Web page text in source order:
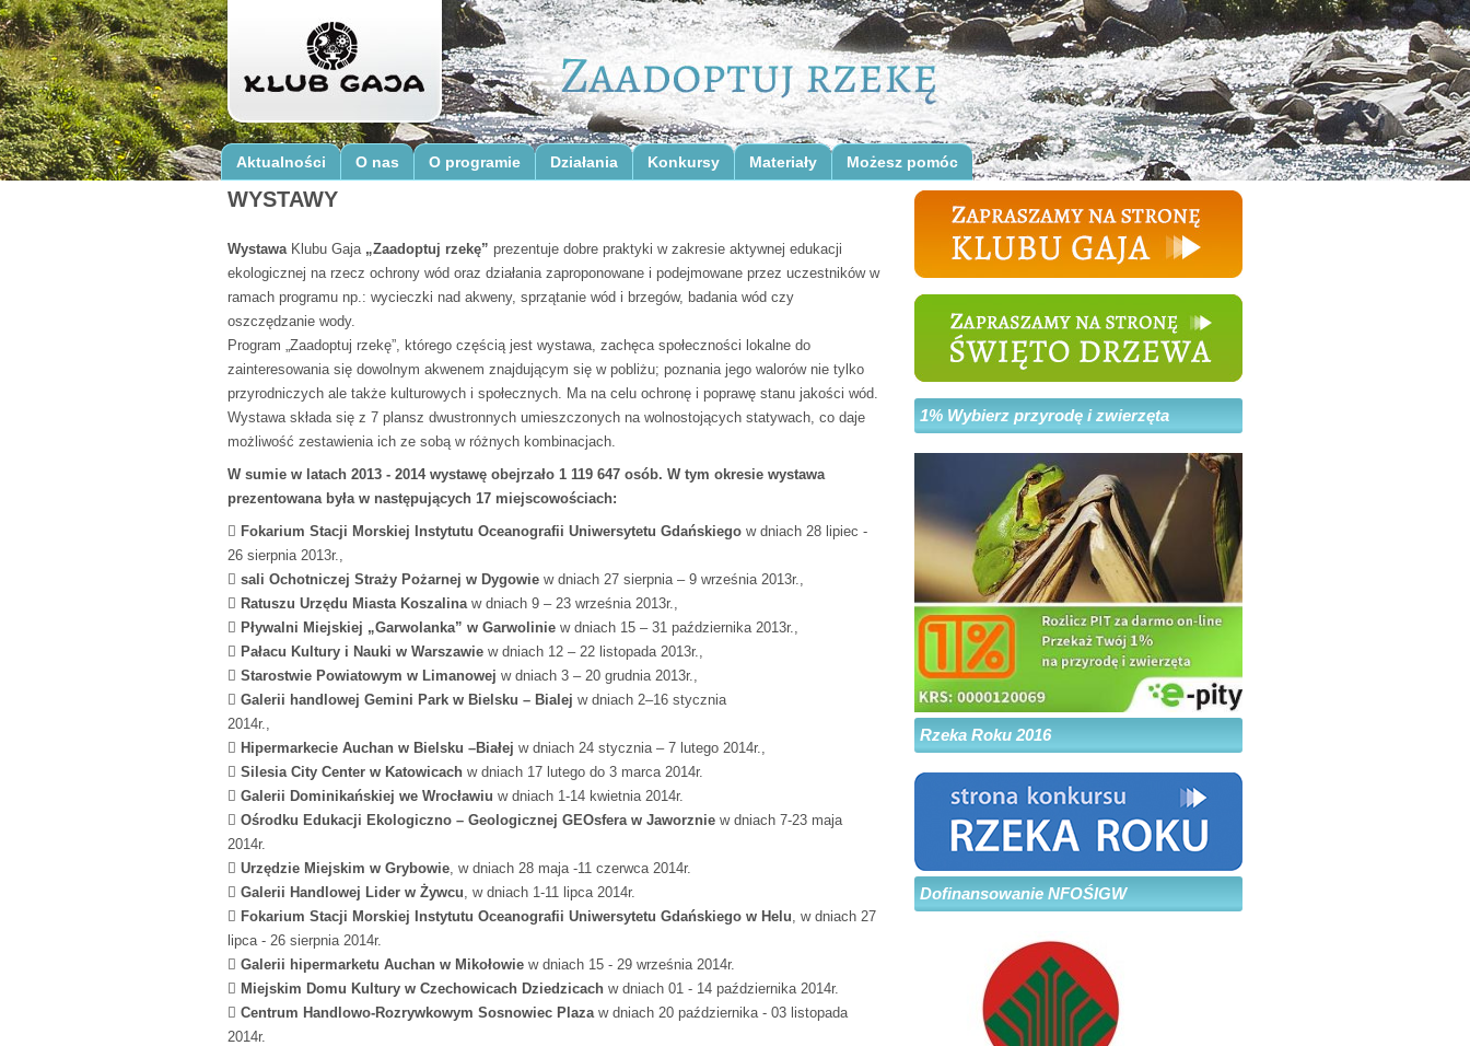
Aktualności O nas O programie Działania Konkursy Materiały Możesz pomóc
WYSTAWY
WystawaKlubu Gaja „Zaadoptuj rzekę” prezentuje dobre praktyki w zakresie aktywnej edukacji
ekologicznej na rzecz ochrony wód oraz działania zaproponowane i podejmowane przez uczestników w
ramach programu np.: wycieczki nad akweny, sprzątanie wód i brzegów, badania wód czy
oszczędzanie wody.
Program „Zaadoptuj rzekę”, którego częścią jest wystawa, zachęca społeczności lokalne do
zainteresowania się dowolnym akwenem znajdującym się w pobliżu; poznania jego walorów nie tylko
przyrodniczych ale także kulturowych i społecznych. Ma na celu ochronę i poprawę stanu jakości wód.
Wystawa składa się z 7 plansz dwustronnych umieszczonych na wolnostojących statywach, co daje
możliwość zestawienia ich ze sobą w różnych kombinacjach.
W sumie w latach 2013 - 2014 wystawę obejrzało 1 119 647 osób. W tym okresie wystawa
prezentowana była w następujących 17 miejscowościach:
 Fokarium Stacji Morskiej Instytutu Oceanografii Uniwersytetu Gdańskiego w dniach 28 lipiec -
26 sierpnia 2013r.,
 sali Ochotniczej Straży Pożarnej w Dygowie w dniach 27 sierpnia – 9 września 2013r.,
 Ratuszu Urzędu Miasta Koszalinaw dniach 9 – 23 września 2013r.,
 Pływalni Miejskiej „Garwolanka” w Garwolinie w dniach 15 – 31 października 2013r.,
 Pałacu Kultury i Nauki w Warszawie w dniach 12 – 22 listopada 2013r.,
 Starostwie Powiatowym w Limanowej w dniach 3 – 20 grudnia 2013r.,
 Galerii handlowej Gemini Park w Bielsku – Bialej w dniach 2–16 stycznia
2014r.,
 Hipermarkecie Auchan w Bielsku –Białej w dniach 24 stycznia – 7 lutego 2014r.,
 Silesia City Center w Katowicach w dniach 17 lutego do 3 marca 2014r.
 Galerii Dominikańskiej we Wrocławiu w dniach 1-14 kwietnia 2014r.
 Ośrodku Edukacji Ekologiczno – Geologicznej GEOsfera w Jaworznie w dniach 7-23 maja
2014r.
 Urzędzie Miejskim w Grybowie, w dniach 28 maja -11 czerwca 2014r.
 Galerii Handlowej Lider w Żywcu, w dniach 1-11 lipca 2014r.
 Fokarium Stacji Morskiej Instytutu Oceanografii Uniwersytetu Gdańskiego w Helu, w dniach 27
lipca - 26 sierpnia 2014r.
 Galerii hipermarketu Auchan w Mikołowie w dniach 15 - 29 września 2014r.
 Miejskim Domu Kultury w Czechowicach Dziedzicach w dniach 01 - 14 października 2014r.
 Centrum Handlowo-Rozrywkowym Sosnowiec Plazaw dniach 20 października - 03 listopada
2014r.
1% Wybierz przyrodę i zwierzęta
Rzeka Roku 2016
Dofinansowanie NFOŚIGW